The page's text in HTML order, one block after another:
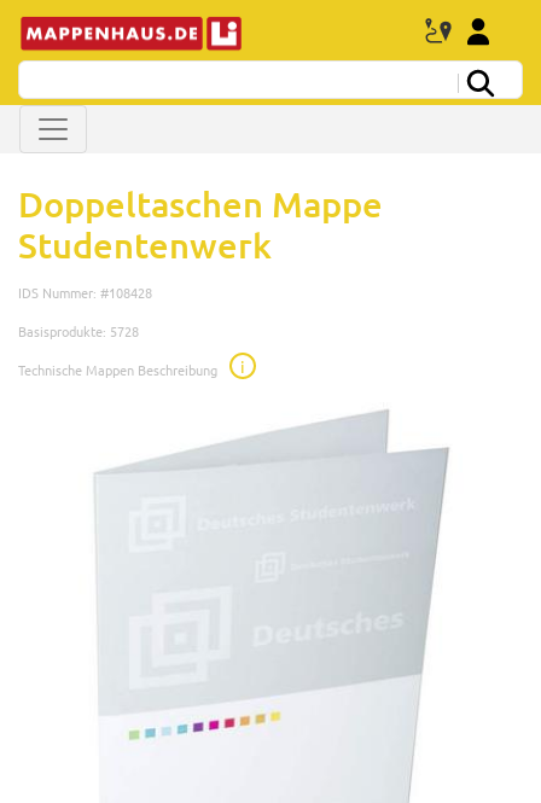
Doppeltaschen Mappe
Studentenwerk
IDS Nummer: #108428
Basisprodukte: 5728
Technische Mappen Beschreibung
i